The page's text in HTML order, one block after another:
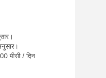
पीसी / दिन